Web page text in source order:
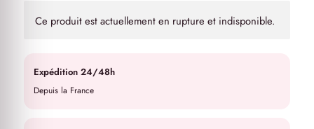
Ce produit est actuellement en rupture et indisponible.
Expédition 24/48h
Depuis la France